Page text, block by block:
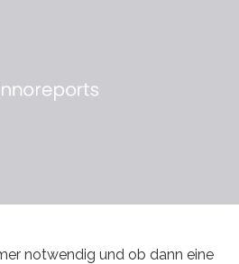
notwendig und ob dann eine